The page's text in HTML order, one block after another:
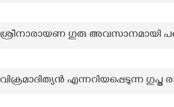
ശ്രീനാരായണ ഗുരു അവസാനമായി
വിക്രമാദിത്യന്‍ എന്നറിയപ്പെടുന്ന ഗുപ്ത